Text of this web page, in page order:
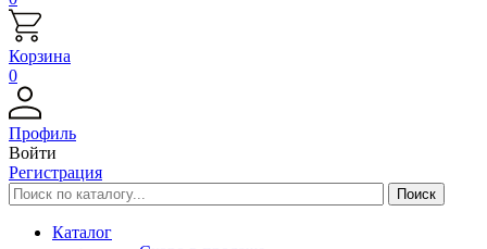
Корзина
0
Профиль
Войти
Регистрация
Каталог